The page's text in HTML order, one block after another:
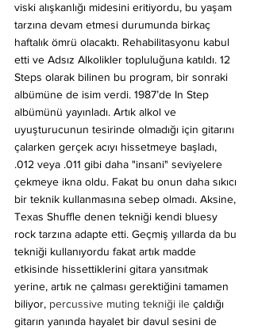
viski alışkanlığı midesini eritiyordu, bu yaşam
tarzına devam etmesi durumunda birkaç
haftalık ömrü olacaktı. Rehabilitasyonu kabul
etti ve Adsız Alkolikler topluluğuna katıldı. 12
Steps olarak bilinen bu program, bir sonraki
albümüne de isim verdi. 1987’de In Step
albümünü yayınladı. Artık alkol ve
uyuşturucunun tesirinde olmadığı için gitarını
çalarken gerçek acıyı hissetmeye başladı,
.012 veya .011 gibi daha "insani" seviyelere
çekmeye ikna oldu. Fakat bu onun daha sıkıcı
bir teknik kullanmasına sebep olmadı. Aksine,
Texas Shuffle denen tekniği kendi bluesy
rock tarzına adapte etti. Geçmiş yıllarda da bu
tekniği kullanıyordu fakat artık madde
etkisinde hissettiklerini gitara yansıtmak
yerine, artık ne çalması gerektiğini tamamen
biliyor, percussive muting tekniği ile çaldığı
gitarın yanında hayalet bir davul sesini de